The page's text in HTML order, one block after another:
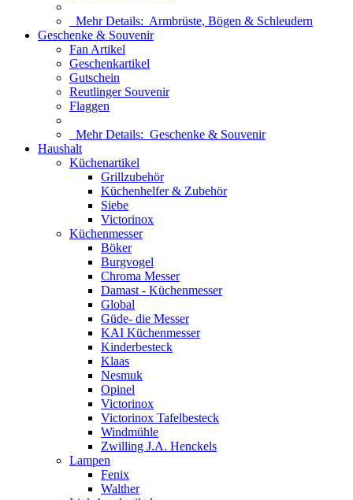
Mehr Details: Armbrüste, Bögen & Schleudern
Geschenke & Souvenir
Fan Artikel
Geschenkartikel
Gutschein
Reutlinger Souvenir
Flaggen
Mehr Details: Geschenke & Souvenir
Haushalt
Küchenartikel
Grillzubehör
Küchenhelfer & Zubehör
Siebe
Victorinox
Küchenmesser
Böker
Burgvogel
Chroma Messer
Damast - Küchenmesser
Global
Güde- die Messer
KAI Küchenmesser
Kinderbesteck
Klaas
Nesmuk
Opinel
Victorinox
Victorinox Tafelbesteck
Windmühle
Zwilling J.A. Henckels
Lampen
Fenix
Walther